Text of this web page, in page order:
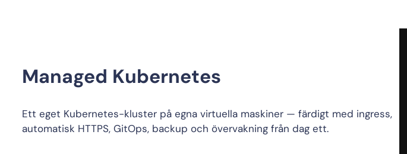
Managed Kubernetes
Ett eget Kubernetes-kluster på egna virtuella maskiner — färdigt med ingress,
automatisk HTTPS, GitOps, backup och övervakning från dag ett.